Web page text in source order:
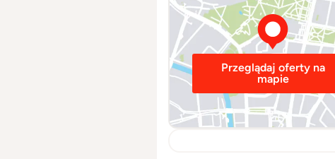
Przeglądaj oferty na
mapie